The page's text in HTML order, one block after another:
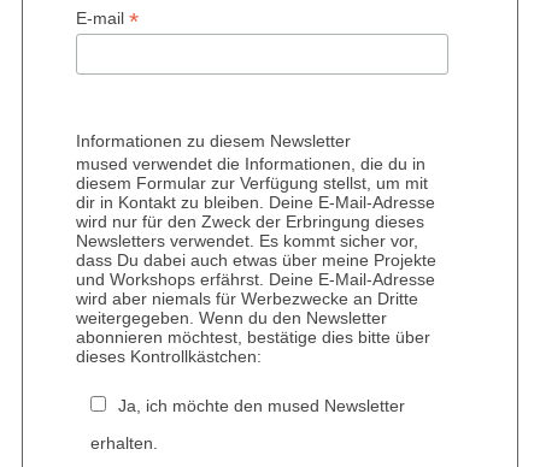
E-mail *
Informationen zu diesem Newsletter
mused verwendet die Informationen, die du in
diesem Formular zur Verfügung stellst, um mit
dir in Kontakt zu bleiben. Deine E-Mail-Adresse
wird nur für den Zweck der Erbringung dieses
Newsletters verwendet. Es kommt sicher vor,
dass Du dabei auch etwas über meine Projekte
und Workshops erfährst. Deine E-Mail-Adresse
wird aber niemals für Werbezwecke an Dritte
weitergegeben. Wenn du den Newsletter
abonnieren möchtest, bestätige dies bitte über
dieses Kontrollkästchen:
Ja, ich möchte den mused Newsletter
erhalten.
c
f
: